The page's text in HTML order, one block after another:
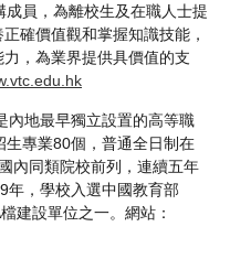
員，為離校生及在職人士提
確價值觀和掌握知識技能，
，為業界提供具價值的支
內地最早獨立設置的高等職
專業80個，普通全日制在
內同類院校前列，連續五年
年，學校入選中國教育部
建設單位之一。網站：